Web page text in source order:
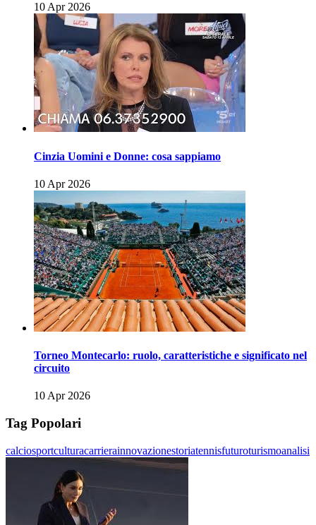
10 Apr 2026
Cinzia Uomini e Donne: cosa sappiamo
10 Apr 2026
Torneo Montecarlo: ruolo, caratteristiche e significato nel
circuito
10 Apr 2026
Tag Popolari
calciosportculturacarrierainnovazionestoriatennisfuturoturismoanalisi